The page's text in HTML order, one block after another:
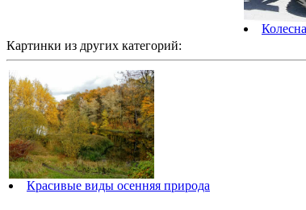
Картинки из других категорий:
Красивые виды осенняя природа